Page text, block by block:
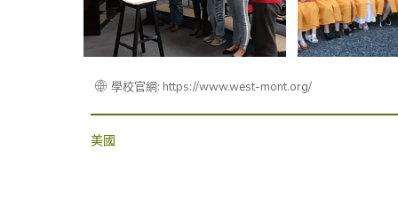
學校官網: https://www.west-mont.org/
美國